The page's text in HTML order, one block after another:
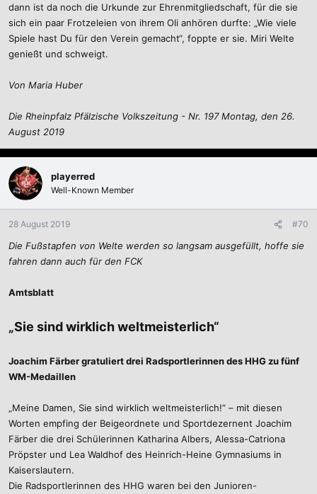
dann ist da noch die Urkunde zur Ehrenmitgliedschaft, für die sie
sich ein paar Frotzeleien von ihrem Oli anhören durfte: „Wie viele
Spiele hast Du für den Verein gemacht“, foppte er sie. Miri Welte
genießt und schweigt.
Von Maria Huber
Die Rheinpfalz Pfälzische Volkszeitung - Nr. 197 Montag, den 26.
August 2019
playerred
Well-Known Member
28 August 2019 #70
Die Fußstapfen von Welte werden so langsam ausgefüllt, hoffe sie
fahren dann auch für den FCK
Amtsblatt
„Sie sind wirklich weltmeisterlich“
Joachim Färber gratuliert drei Radsportlerinnen des HHG zu fünf
WM-Medaillen
„Meine Damen, Sie sind wirklich weltmeisterlich!“ – mit diesen
Worten empfing der Beigeordnete und Sportdezernent Joachim
Färber die drei Schülerinnen Katharina Albers, Alessa-Catriona
Pröpster und Lea Waldhof des Heinrich-Heine Gymnasiums in
Kaiserslautern.
Die Radsportlerinnen des HHG waren bei den Junioren-